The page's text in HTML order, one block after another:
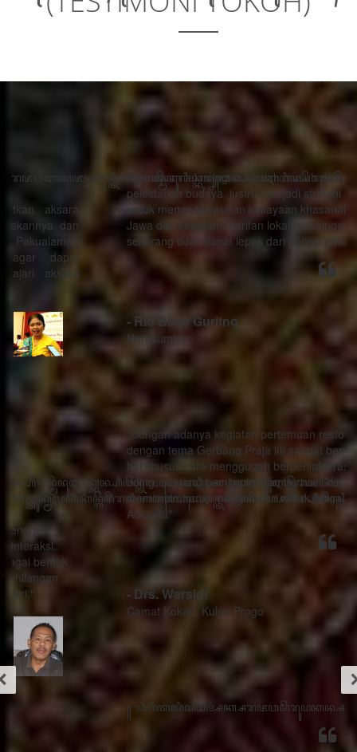
“Kemajuan teknologi bukanlah musuh dari proses
pelestarian budaya, justru menjadi strategi sebagai alat
untuk mempublikasikan kekayaan khasanah budaya
Jawa dan kearifan-kearifan lokal mengingat generasi
sekarang tidak dapat lepas dari ponsel pintarnya.”
- Rio Bimo Guritno
Narasumber
"Dengan adanya kegiatan pertemuan restorasi sosial
dengan tema Gerbang Praja ini sangat bermanfaat ada
hal khusus cara menggugah berperilaku rasa sithik
eding, seorang pemimpin mau berhasil dalam
memimpin harus menghindari watak Adigang Adigung
Adiguna"
Camat Kokap, Kulon Progo